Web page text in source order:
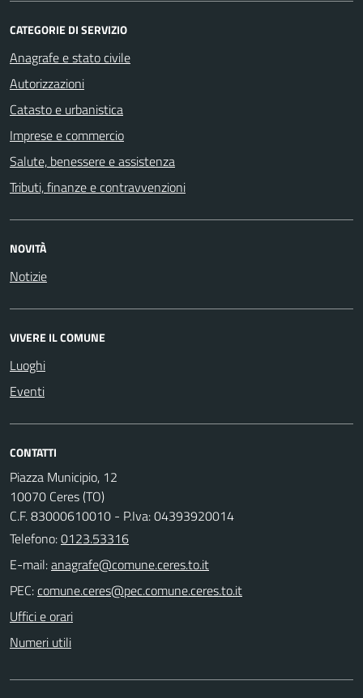
CATEGORIE DI SERVIZIO
Anagrafe e stato civile
Autorizzazioni
Catasto e urbanistica
Imprese e commercio
Salute, benessere e assistenza
Tributi, finanze e contravvenzioni
NOVITÀ
Notizie
VIVERE IL COMUNE
Luoghi
Eventi
CONTATTI
Piazza Municipio, 12
10070 Ceres (TO)
C.F. 83000610010 - P.Iva: 04393920014
Telefono:0123.53316
E-mail:
PEC:
Uffici e orari
Numeri utili